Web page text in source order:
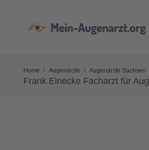
Home Augenärzte Augenärzte Sachsen
Frank Einecke Facharzt für